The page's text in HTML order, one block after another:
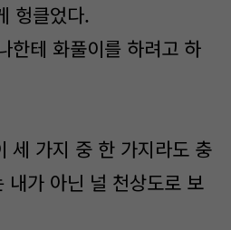
헝클었다.
한테 화풀이를 하려고 하
세 가지 중 한 가지라도 충
내가 아닌 널 천상도로 보